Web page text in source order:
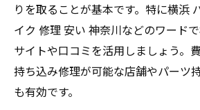
神奈川県でバイク修理を
ツ
口コミと実績で選ぶバイ
バイク修理どこで安心感
りを取ることが基本です。特に横浜
イク 修理 安い 神奈川などのワード
サイトや口コミを活用しましょう。
持ち込み修理が可能な店舗やパーツ
も有効です。